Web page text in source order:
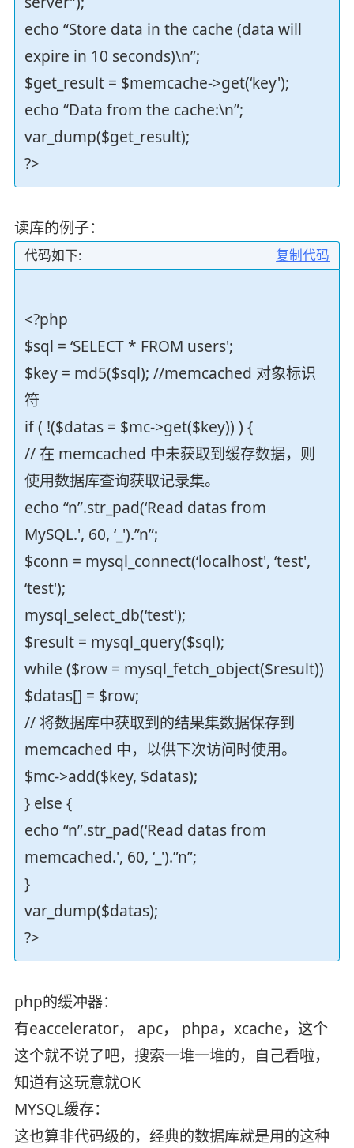
echo “Store data in the cache (data will
expire in 10 seconds)\n”;
$get_result = $memcache->get(‘key');
echo “Data from the cache:\n”;
var_dump($get_result);
?>
读库的例子：
复制代码
代码如下:
<?php
$sql = ‘SELECT * FROM users';
$key = md5($sql); //memcached 对象标识
符
if ( !($datas = $mc->get($key)) ) {
// 在 memcached 中未获取到缓存数据，则
使用数据库查询获取记录集。
echo “n”.str_pad(‘Read datas from
MySQL.', 60, ‘_').”n”;
$conn = mysql_connect(‘localhost', ‘test',
‘test');
mysql_select_db(‘test');
$result = mysql_query($sql);
while ($row = mysql_fetch_object($result))
$datas[] = $row;
// 将数据库中获取到的结果集数据保存到
memcached 中，以供下次访问时使用。
$mc->add($key, $datas);
} else {
echo “n”.str_pad(‘Read datas from
memcached.', 60, ‘_').”n”;
}
var_dump($datas);
?>
php的缓冲器：
有eaccelerator， apc， phpa，xcache，这个
这个就不说了吧，搜索一堆一堆的，自己看啦，
知道有这玩意就OK
MYSQL缓存：
这也算非代码级的，经典的数据库就是用的这种